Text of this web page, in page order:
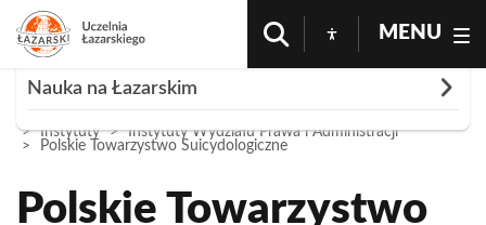
MENU
Instytuty
Instytuty Wydziału Prawa i Administracji
Polskie Towarzystwo Suicydologiczne
Polskie Towarzystwo
Nauka na Łazarskim
Rozwiń
Instytuty
Instytut gospodarki amerykańskiej i
Instytut Zarządzania w Ochronie Zdrowia